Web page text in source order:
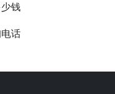
钱
话